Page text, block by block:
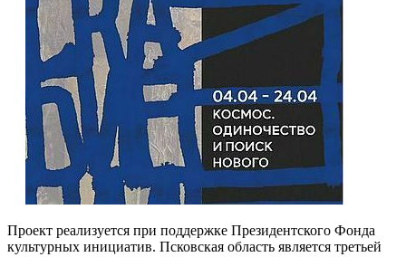
Проект реализуется при поддержке Президентского Фонда
культурных инициатив. Псковская область является третьей